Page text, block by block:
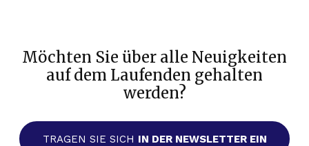
Möchten Sie über alle Neuigkeiten
auf dem Laufenden gehalten
werden?
TRAGEN SIE SICH IN DER NEWSLETTER EIN